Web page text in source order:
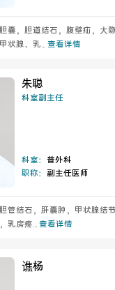
囊，胆道结石，腹壁疝，大
状腺、乳... 查看详情
朱聪
科室副主任
科室：普外科
职称： 副主任医师
管结石，肝囊肿，甲状腺结
乳房疼... 查看详情
谯杨